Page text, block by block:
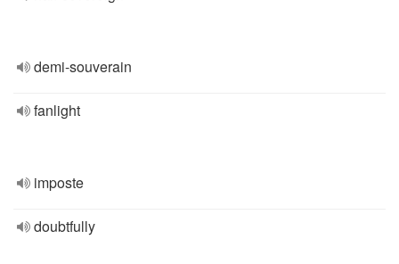
demi-souverain
fanlight
imposte
doubtfully